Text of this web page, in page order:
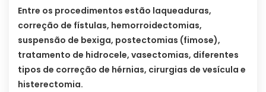
Entre os procedimentos estão laqueaduras,
correção de fístulas, hemorroidectomias,
suspensão de bexiga, postectomias (fimose),
tratamento de hidrocele, vasectomias, diferentes
tipos de correção de hérnias, cirurgias de vesícula e
histerectomia.